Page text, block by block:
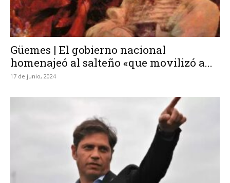
Güemes | El gobierno nacional
homenajeó al salteño «que movilizó a...
17 de junio, 2024